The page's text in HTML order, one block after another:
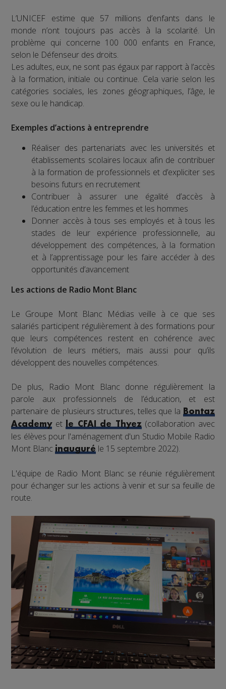
L’UNICEF estime que 57 millions d’enfants dans le
monde n’ont toujours pas accès à la scolarité. Un
problème qui concerne 100 000 enfants en France,
selon le Défenseur des droits.
Les adultes, eux, ne sont pas égaux par rapport à l’accès
à la formation, initiale ou continue. Cela varie selon les
catégories sociales, les zones géographiques, l’âge, le
sexe ou le handicap.
Exemples d’actions à entreprendre
Réaliser des partenariats avec les universités et
établissements scolaires locaux afin de contribuer
à la formation de professionnels et d’expliciter ses
besoins futurs en recrutement
Contribuer à assurer une égalité d’accès à
l’éducation entre les femmes et les hommes
Donner accès à tous ses employés et à tous les
stades de leur expérience professionnelle, au
développement des compétences, à la formation
et à l’apprentissage pour les faire accéder à des
opportunités d’avancement
Les actions de Radio Mont Blanc
Le Groupe Mont Blanc Médias veille à ce que ses
salariés participent régulièrement à des formations pour
que leurs compétences restent en cohérence avec
l’évolution de leurs métiers, mais aussi pour qu’ils
développent des nouvelles compétences.
De plus, Radio Mont Blanc donne régulièrement la
parole aux professionnels de l’éducation, et est
partenaire de plusieurs structures, telles que la
Bontaz
Academyet le CFAI de Thyez(collaboration avec
les élèves pour l'aménagement d'un Studio Mobile Radio
Mont Blancinauguré le 15 septembre 2022).
L'équipe de Radio Mont Blanc se réunie régulièrement
pour échanger sur les actions à venir et sur sa feuille de
route.